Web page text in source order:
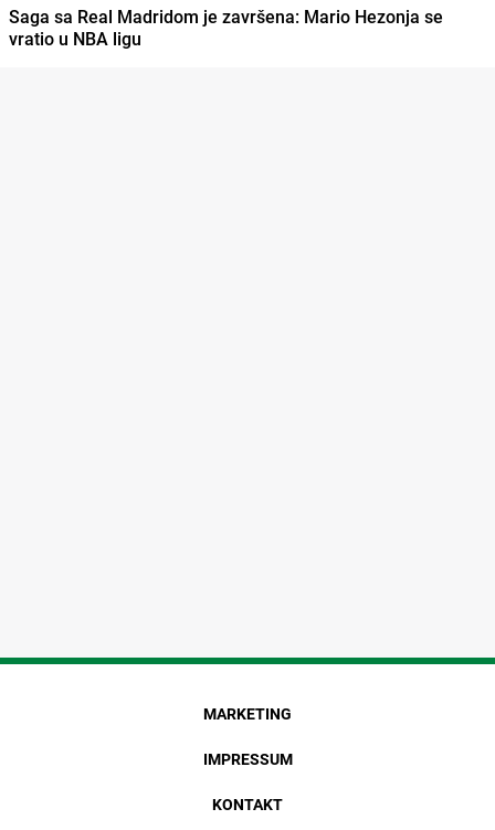
Saga sa Real Madridom je završena: Mario Hezonja se
vratio u NBA ligu
MARKETING
IMPRESSUM
KONTAKT